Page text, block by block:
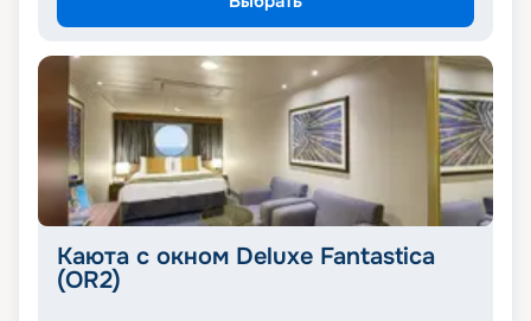
Каюта с окном Deluxe Fantastica
(OR2)